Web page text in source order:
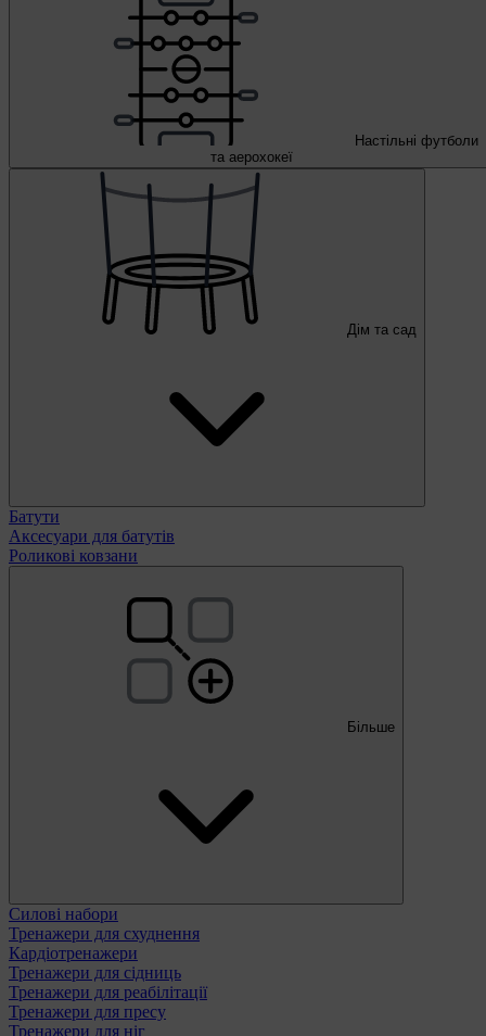
Настільні футболи
та аерохокеї
Дім та сад
Батути
Аксесуари для батутів
Роликові ковзани
Більше
Силові набори
Тренажери для схуднення
Кардіотренажери
Тренажери для сідниць
Тренажери для реабілітації
Тренажери для пресу
Тренажери для ніг